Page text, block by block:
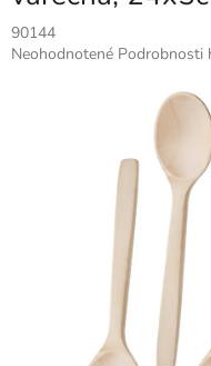
90144
Priemerné
Neohodnotené Podrobnosti